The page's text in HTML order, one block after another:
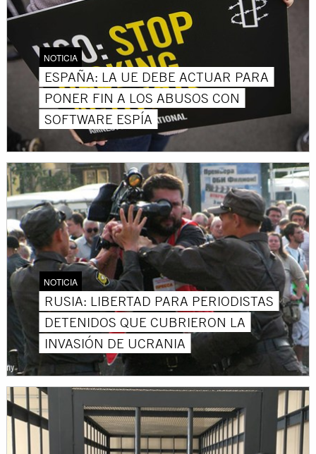
NOTICIA
ESPAÑA: LA UE DEBE ACTUAR PARA
PONER FIN A LOS ABUSOS CON
SOFTWARE ESPÍA
NOTICIA
RUSIA: LIBERTAD PARA PERIODISTAS
DETENIDOS QUE CUBRIERON LA
INVASIÓN DE UCRANIA